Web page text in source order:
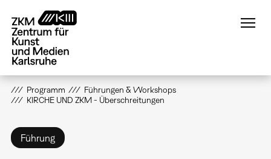
zum
Inhalt
Programm
Führungen & Workshops
KIRCHE UND ZKM - Überschreitungen
Führung